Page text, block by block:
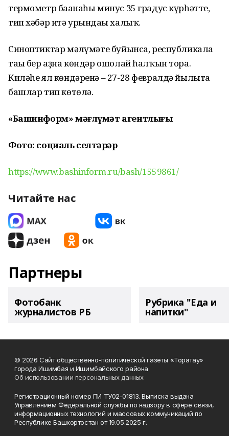
термометр бағанаһы минус 35 градус күрһәтте,
тип хәбәр итә урындағы халыҡ.
Синоптиктар мәғлүмәте буйынса, республикала
тағы бер аҙна көндәр ошолай һалҡын тора.
Киләһе ял көндәренә – 27-28 февралдә йылыта
башлар тип көтөлә.
«Башинформ» мәғлүмәт агентлығы
Фото: социаль селтәрҙәр
https://www.bashinform.ru/bash/1559861/
Читайте нас
Партнеры
Фотобанк
журналистов РБ
Рубрика "Еда и
напитки"
© 2026 Сайт общественно-политической газеты «Торатау»
города Ишимбая и Ишимбайского района
Об использовании персональных данных
Регистрационный номер ПИ ТУ02-01813. Выписка выдана
Управлением Федеральной службы по надзору в сфере связи,
информационных технологий и массовых коммуникаций по
Республике Башкортостан от 19.05.2025 г.